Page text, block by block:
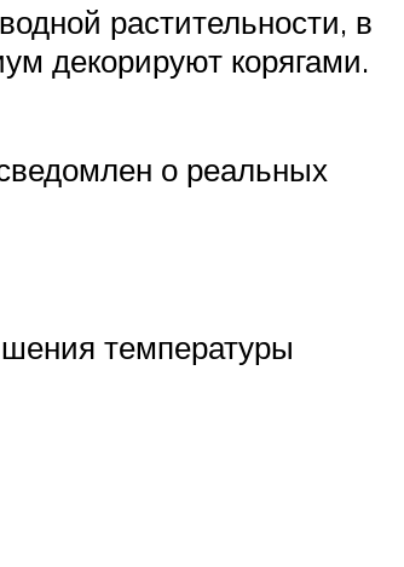
растительности, в
декорируют корягами.
о реальных
температуры